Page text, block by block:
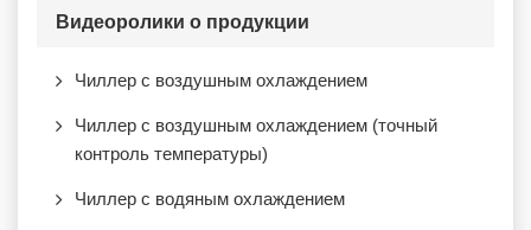
Видеоролики о продукции
Чиллер с воздушным охлаждением
Чиллер с воздушным охлаждением (точный
контроль температуры)
Чиллер с водяным охлаждением